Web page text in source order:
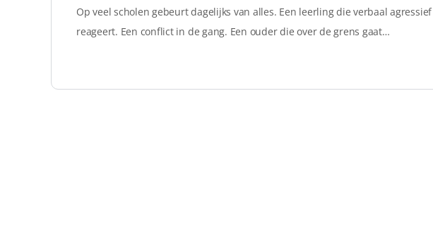
Op veel scholen gebeurt dagelijks van alles. Een leerling die verbaal agressief
reageert. Een conflict in de gang. Een ouder die over de grens gaat…